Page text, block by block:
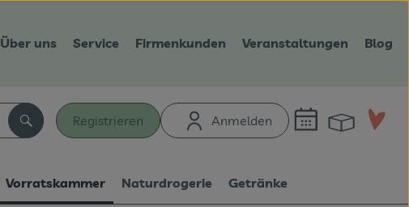
Über uns Service Firmenkunden Veranstaltungen Blog
Registrieren Anmelden
Suchen
Vorratskammer Naturdrogerie Getränke